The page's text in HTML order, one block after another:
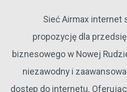
Sieć Airmax internet
propozycję dla
biznesowego w Nowej
niezawodny i
dostęp do internetu.